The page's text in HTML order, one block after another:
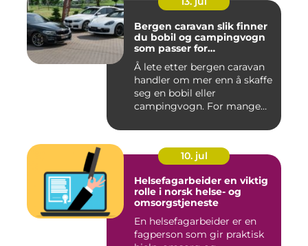
Bergen caravan slik finner
du bobil og campingvogn
som passer for
vestlandsværet
Å lete etter bergen caravan
handler om mer enn å skaffe
seg en bobil eller
campingvogn. For mange
10. jul
Helsefagarbeider en viktig
rolle i norsk helse- og
omsorgstjeneste
En helsefagarbeider er en
fagperson som gir praktisk